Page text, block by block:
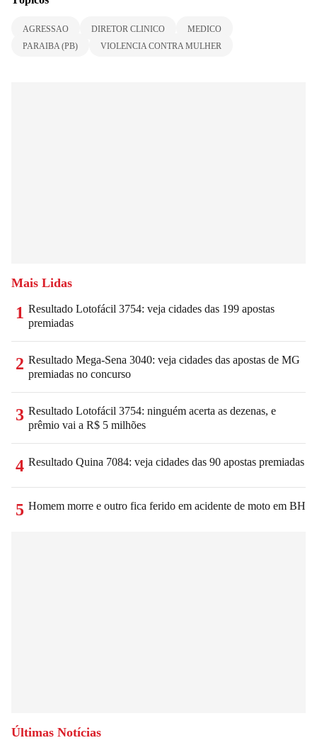
AGRESSAO DIRETOR CLINICO
MEDICO
PARAIBA (PB)
VIOLENCIA CONTRA MULHER
Mais Lidas
1 Resultado Lotofácil 3754: veja cidades das 199 apostas
premiadas
2 Resultado Mega-Sena 3040: veja cidades das apostas de MG
premiadas no concurso
3 Resultado Lotofácil 3754: ninguém acerta as dezenas, e
prêmio vai a R$ 5 milhões
4 Resultado Quina 7084: veja cidades das 90 apostas premiadas
5 Homem morre e outro fica ferido em acidente de moto em BH
Últimas Notícias